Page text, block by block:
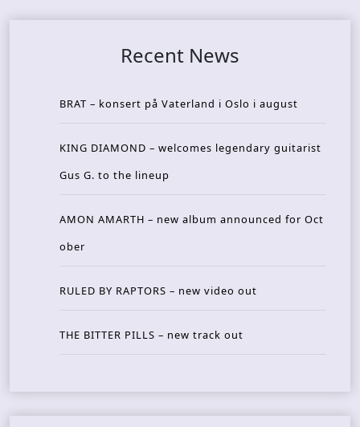
Recent News
BRAT – konsert på Vaterland i Oslo i august
KING DIAMOND – welcomes legendary guitarist
Gus G. to the lineup
AMON AMARTH – new album announced for Oct
ober
RULED BY RAPTORS – new video out
THE BITTER PILLS – new track out